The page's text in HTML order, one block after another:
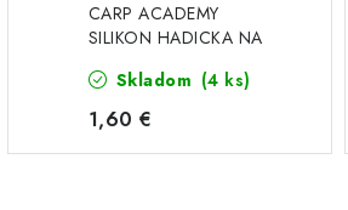
CARP ACADEMY
SILIKON HADICKA NA
Skladom (4 ks)
1,60 €